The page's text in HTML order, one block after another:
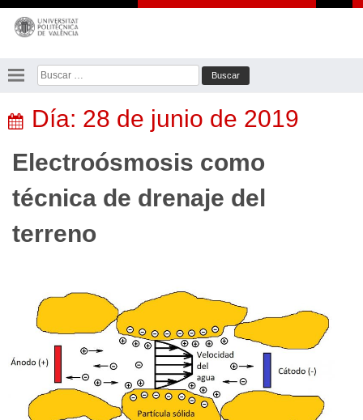
Saltar
contenido
Buscar:
Día: 28 de junio de 2019
Electroósmosis como
técnica de drenaje del
terreno